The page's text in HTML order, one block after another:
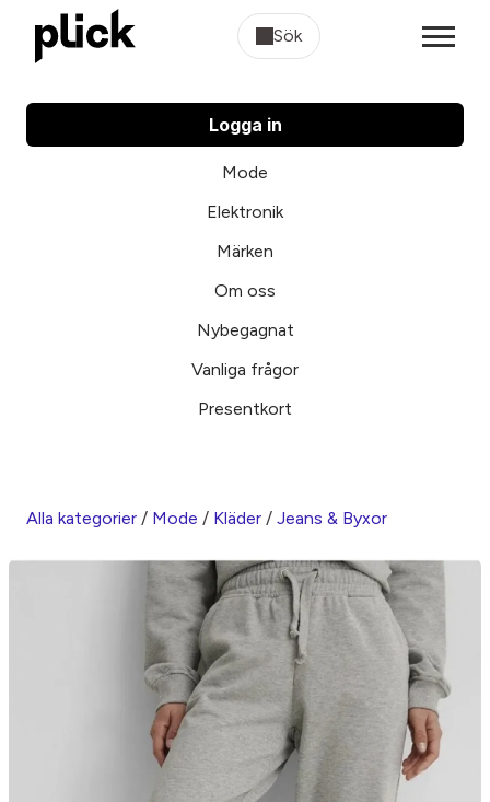
Sök
Logga in
Mode
Elektronik
Märken
Om oss
Nybegagnat
Vanliga frågor
Presentkort
Alla kategorier / Mode / Kläder / Jeans & Byxor